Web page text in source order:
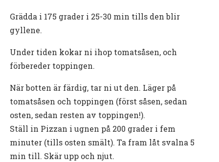
Grädda i 175 grader i 25-30 min tills den blir
gyllene.
Under tiden kokar ni ihop tomatsåsen, och
förbereder toppingen.
När botten är färdig, tar ni ut den. Läger på
tomatsåsen och toppingen (först såsen, sedan
osten, sedan resten av toppingen!).
Ställ in Pizzan i ugnen på 200 grader i fem
minuter (tills osten smält). Ta fram låt svalna 5
min till. Skär upp och njut.